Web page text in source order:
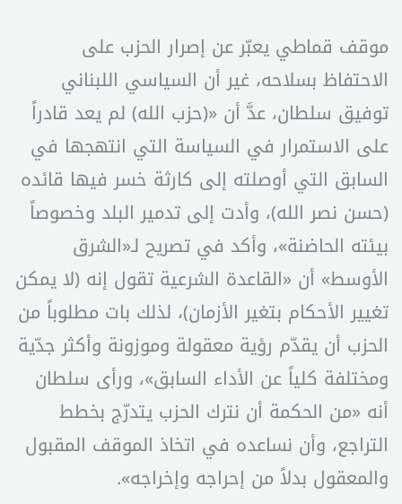
موقف قماطي يعبّر عن إصرار الحزب على
الاحتفاظ بسلاحه، غير أن السياسي اللبناني
توفيق سلطان، عدَّ أن «(حزب الله) لم يعد قادراً
على الاستمرار في السياسة التي انتهجها في
السابق التي أوصلته إلى كارثة خسر فيها قائده
(حسن نصر الله)، وأدت إلى تدمير البلد وخصوصاً
بيئته الحاضنة»، وأكد في تصريح لـ«الشرق
الأوسط» أن «القاعدة الشرعية تقول إنه (لا يمكن
تغيير الأحكام بتغير الأزمان)، لذلك بات مطلوباً من
الحزب أن يقدّم رؤية معقولة وموزونة وأكثر جدّية
ومختلفة كلياً عن الأداء السابق»، ورأى سلطان
أنه «من الحكمة أن نترك الحزب يتدرّج بخطط
التراجع، وأن نساعده في اتخاذ الموقف المقبول
والمعقول بدلاً من إحراجه وإخراجه».